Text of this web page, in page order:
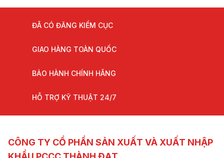
ĐÃ CÓ ĐĂNG KIỂM CỤC
GIAO HÀNG TOÀN QUỐC
BẢO HÀNH CHÍNH HÃNG
HỖ TRỢ KỸ THUẬT 24/7
CÔNG TY CỔ PHẦN SẢN XUẤT VÀ XUẤT NHẬP